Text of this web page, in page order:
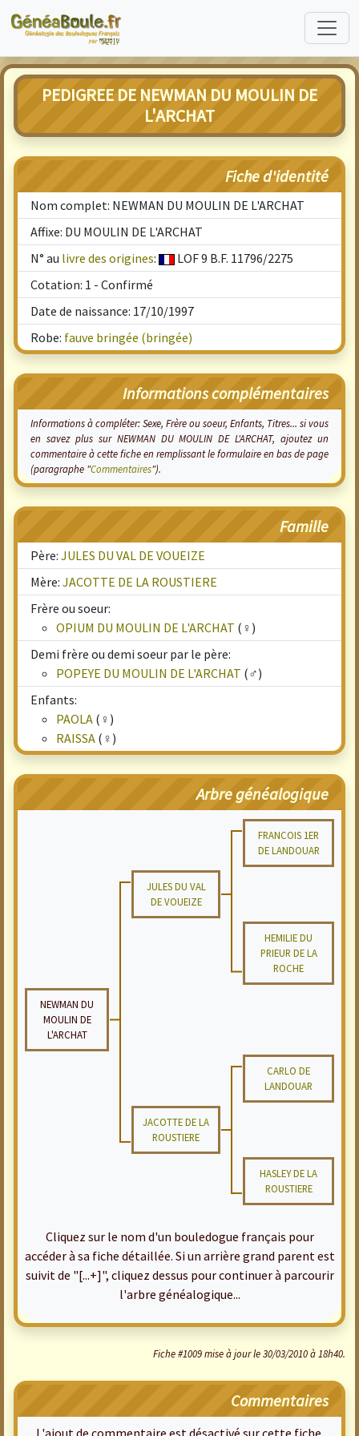
PEDIGREE DE NEWMAN DU MOULIN DE
L'ARCHAT
Fiche d'identité
Nom complet: NEWMAN DU MOULIN DE L'ARCHAT
Affixe: DU MOULIN DE L'ARCHAT
N° au livre des origines:
LOF 9 B.F. 11796/2275
Cotation: 1 - Confirmé
Date de naissance: 17/10/1997
Robe: fauve bringée (bringée)
Informations complémentaires
Informations à compléter: Sexe, Frère ou soeur, Enfants, Titres... si vous
en savez plus sur NEWMAN DU MOULIN DE L'ARCHAT, ajoutez un
commentaire à cette fiche en remplissant le formulaire en bas de page
(paragraphe "Commentaires").
Famille
Père: JULES DU VAL DE VOUEIZE
Mère: JACOTTE DE LA ROUSTIERE
Frère ou soeur:
OPIUM DU MOULIN DE L'ARCHAT (♀)
Demi frère ou demi soeur par le père:
POPEYE DU MOULIN DE L'ARCHAT (♂)
Enfants:
PAOLA (♀)
RAISSA (♀)
Arbre généalogique
FRANCOIS 1ER
DE LANDOUAR
JULES DU VAL
DE VOUEIZE
HEMILIE DU
PRIEUR DE LA
ROCHE
NEWMAN DU
MOULIN DE
L'ARCHAT
CARLO DE
LANDOUAR
JACOTTE DE LA
ROUSTIERE
HASLEY DE LA
ROUSTIERE
Cliquez sur le nom d'un bouledogue français pour
accéder à sa fiche détaillée. Si un arrière grand parent est
suivit de "[...+]", cliquez dessus pour continuer à parcourir
l'arbre généalogique...
Fiche #1009 mise à jour le 30/03/2010 à 18h40.
Commentaires
L'ajout de commentaire est désactivé sur cette fiche.